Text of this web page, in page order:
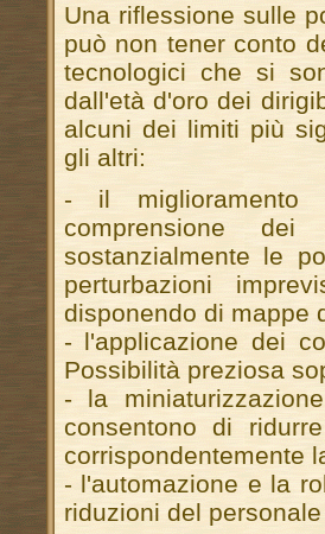
Una riflessione sulle
può non tener conto
tecnologici che si
dall'età d'oro dei
alcuni dei limiti più
gli altri:
- il miglioramento
comprensione
sostanzialmente le
perturbazioni
disponendo di mappe
- l'applicazione dei
Possibilità preziosa
- la
consentono di
corrispondentemente
- l'automazione e la
riduzioni del